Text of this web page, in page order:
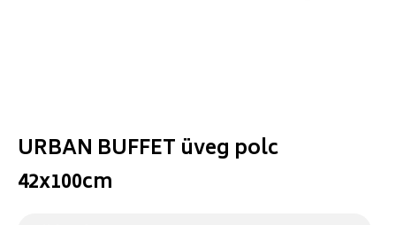
URBAN BUFFET üveg polc
42x100cm